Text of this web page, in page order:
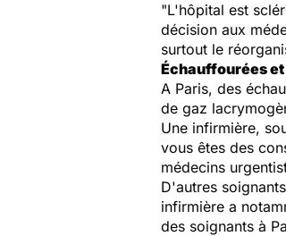
"L'hôpital est
décision aux
surtout le
Échauffourées
A Paris, des
de gaz
Une infirmière,
vous êtes des
médecins
D'autres
infirmière a
des soignants à